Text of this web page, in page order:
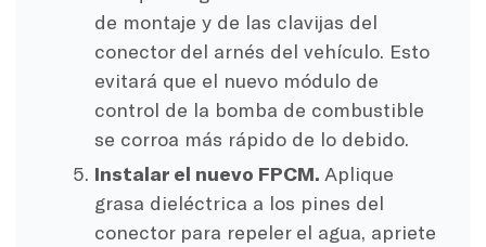
de montaje y de las clavijas del
conector del arnés del vehículo. Esto
evitará que el nuevo módulo de
control de la bomba de combustible
se corroa más rápido de lo debido.
Instalar el nuevo FPCM. Aplique
grasa dieléctrica a los pines del
conector para repeler el agua, apriete